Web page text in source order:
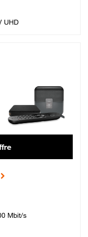
UHD
€ par mois, Engagement 12 mois
Mbit/s